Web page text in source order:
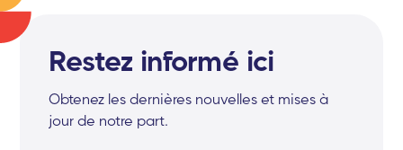
Restez informé ici
Obtenez les dernières nouvelles et mises à
jour de notre part.